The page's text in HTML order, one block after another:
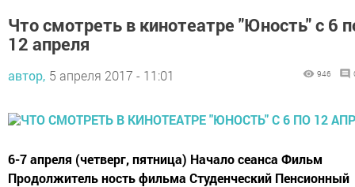
Что смотреть в кинотеатре "Юность" с 6
12 апреля
автор, 5 апреля 2017 - 11:01 946
6-7 апреля (четверг, пятница) Начало сеанса Фильм
Продолжитель ность фильма Студенческий Пенсионный